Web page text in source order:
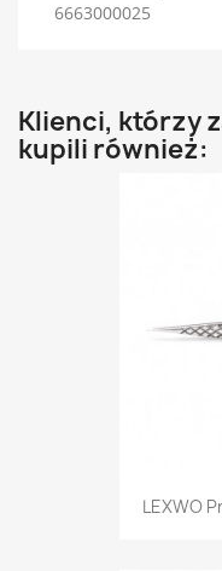
6663000025
Klienci, którzy
kupili również:
LEXWO